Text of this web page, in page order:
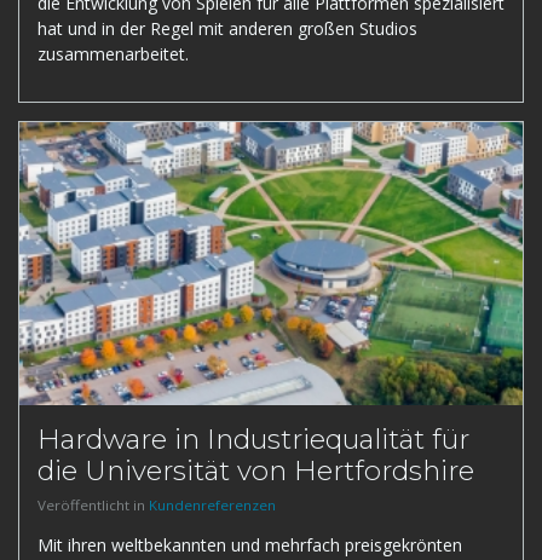
hat und in der Regel mit anderen großen Studios
zusammenarbeitet.
Hardware in Industriequalität für
die Universität von Hertfordshire
Veröffentlicht in Kundenreferenzen
Mit ihren weltbekannten und mehrfach preisgekrönten